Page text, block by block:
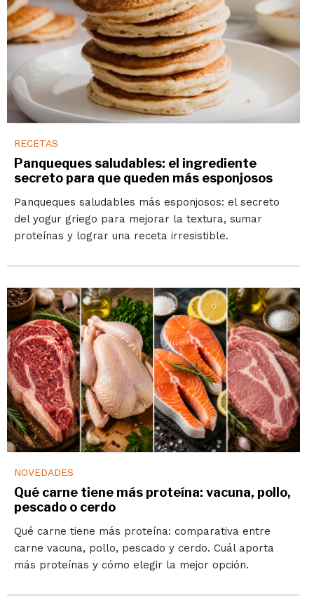
RECETAS
Panqueques saludables: el ingrediente
secreto para que queden más esponjosos
Panqueques saludables más esponjosos: el secreto
del yogur griego para mejorar la textura, sumar
proteínas y lograr una receta irresistible.
NOVEDADES
Qué carne tiene más proteína: vacuna, pollo,
pescado o cerdo
Qué carne tiene más proteína: comparativa entre
carne vacuna, pollo, pescado y cerdo. Cuál aporta
más proteínas y cómo elegir la mejor opción.